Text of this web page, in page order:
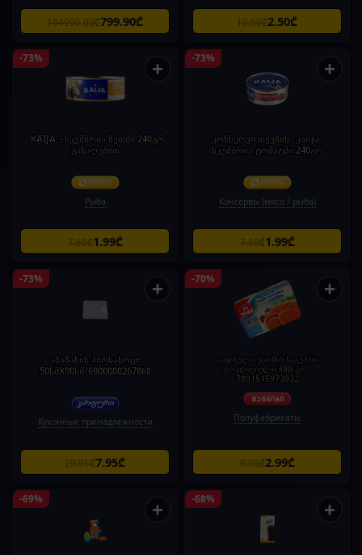
104990.00₾799.90₾ 10.50₾2.50₾
-73% +
"KAIJA"- სკუმბრია ზეთში 240გრ
გასაღებით
Рыба
7.50₾1.99₾
-73% +
კონსერვი თევზის "კაიჯა"
სკუმბრია ტომატში 240გრ
Консервы (мясо / рыба)
7.50₾1.99₾
-73% +
აბაზანის პირსახოცი
50სმX90სმ/6900000267868
Кухонные принадлежности
29.95₾7.95₾
-70% +
გაყინული ქათმის ნაგეთსი
ტრადიციული 300 გრ /
7891515973032
Полуфабрикаты
9.95₾2.99₾
-69% + -68% +